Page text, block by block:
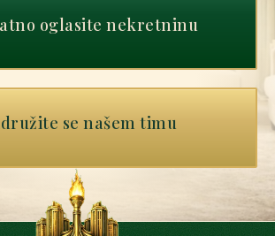
oglasite nekretninu
se našem timu